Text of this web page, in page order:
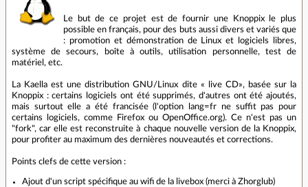
Le but de ce projet est de fournir une Knoppix le plus
possible en français, pour des buts aussi divers et variés que
: promotion et démonstration de Linux et logiciels libres,
système de secours, boîte à outils, utilisation personnelle, test de
matériel, etc.
La Kaella est une distribution GNU/Linux dite « live CD», basée sur la
Knoppix : certains logiciels ont été supprimés, d'autres ont été ajoutés,
mais surtout elle a été francisée (l'option lang=fr ne suffit pas pour
certains logiciels, comme Firefox ou OpenOffice.org). Ce n'est pas un
"fork", car elle est reconstruite à chaque nouvelle version de la Knoppix,
pour profiter au maximum des dernières nouveautés et corrections.
Points clefs de cette version :
Ajout d'un script spécifique au wifi de la livebox (merci à Zhorglub)